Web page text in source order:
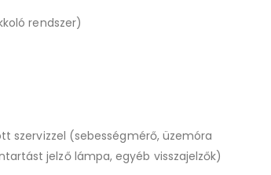
rendszer)
(sebességmérő, üzemóra
jelző lámpa, egyéb visszajelzők)